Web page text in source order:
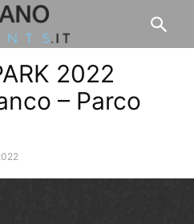
2022
– Parco